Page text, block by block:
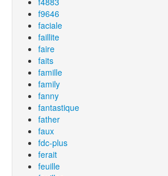
f9646
faciale
faillite
faire
faits
famille
family
fanny
fantastique
father
faux
fdc-plus
ferait
feuille